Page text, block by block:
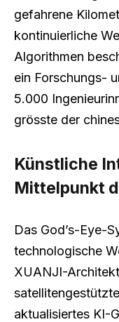
gefahrene
kontinuierliche
Algorithmen
ein Forschungs-
5.000
grösste der
Künstliche
Mittelpunkt
Das God’s-Eye-
technologische
XUANJI-
aktualisiertes KI-